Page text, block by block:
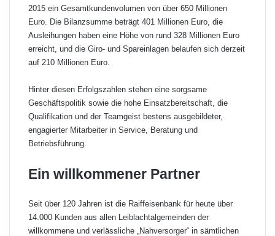
2015 ein Gesamtkundenvolumen von über 650 Millionen
Euro. Die Bilanzsumme beträgt 401 Millionen Euro, die
Ausleihungen haben eine Höhe von rund 328 Millionen Euro
erreicht, und die Giro- und Spareinlagen belaufen sich derzeit
auf 210 Millionen Euro.
Hinter diesen Erfolgszahlen stehen eine sorgsame
Geschäftspolitik sowie die hohe Einsatzbereitschaft, die
Qualifikation und der Teamgeist bestens ausgebildeter,
engagierter Mitarbeiter in Service, Beratung und
Betriebsführung.
Ein willkommener Partner
Seit über 120 Jahren ist die Raiffeisenbank für heute über
14.000 Kunden aus allen Leiblachtalgemeinden der
willkommene und verlässliche „Nahversorger“ in sämtlichen